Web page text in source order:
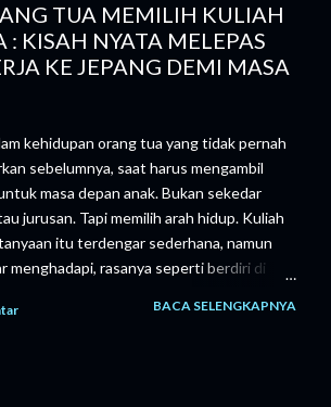
TUA MEMILIH KULIAH
: KISAH NYATA MELEPAS
KE JEPANG DEMI MASA
kehidupan orang tua yang tidak pernah
sebelumnya, saat harus mengambil
masa depan anak. Bukan sekedar
jurusan. Tapi memilih arah hidup. Kuliah
itu terdengar sederhana, namun
menghadapi, rasanya seperti berdiri di
ingin yang terbaik. Dalam pikiran kami,
kenyataannya tidak seperti itu. Biaya
BACA SELENGKAPNYA